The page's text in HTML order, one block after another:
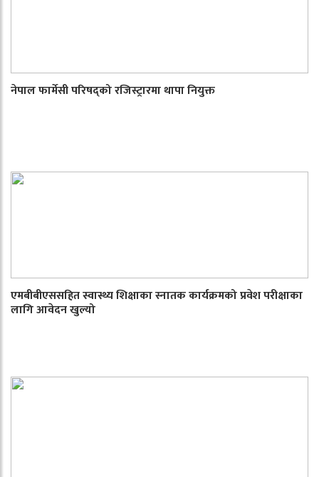
नेपाल फार्मेसी परिषद्को रजिस्ट्रारमा थापा नियुक्त
एमबीबीएससहित स्वास्थ्य शिक्षाका स्नातक कार्यक्रमको प्रवेश परीक्षाका
लागि आवेदन खुल्यो